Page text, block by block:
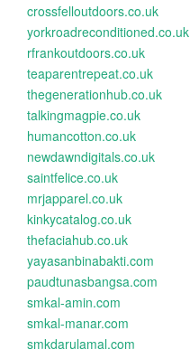
crossfelloutdoors.co.uk
yorkroadreconditioned.co.uk
rfrankoutdoors.co.uk
teaparentrepeat.co.uk
thegenerationhub.co.uk
talkingmagpie.co.uk
humancotton.co.uk
newdawndigitals.co.uk
saintfelice.co.uk
mrjapparel.co.uk
kinkycatalog.co.uk
thefaciahub.co.uk
yayasanbinabakti.com
paudtunasbangsa.com
smkal-amin.com
smkal-manar.com
smkdarulamal.com